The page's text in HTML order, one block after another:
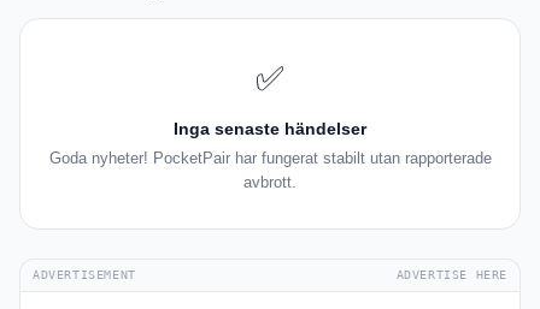
✅
Inga senaste händelser
Goda nyheter! PocketPair har fungerat stabilt utan rapporterade
avbrott.
ADVERTISEMENT ADVERTISE HERE